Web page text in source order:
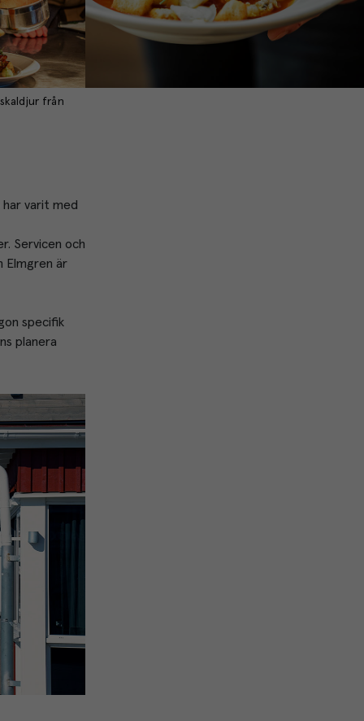
från
varit med
Servicen och
Elmgren är
specifik
planera